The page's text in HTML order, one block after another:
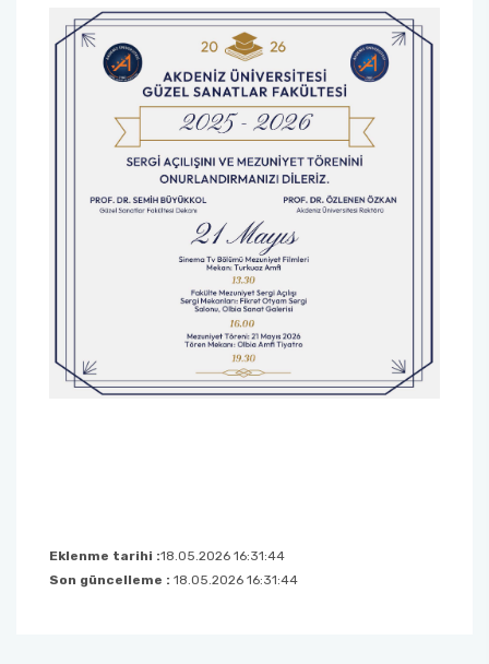
Eklenme tarihi :18.05.2026 16:31:44
Son güncelleme : 18.05.2026 16:31:44
Sağlık Bilimleri Fakültesi
Serik İşletme Fakültesi
Spor Bilimleri Fakültesi
Su Ürünleri Fakültesi
Uygulamalı Bilimler Fakültesi